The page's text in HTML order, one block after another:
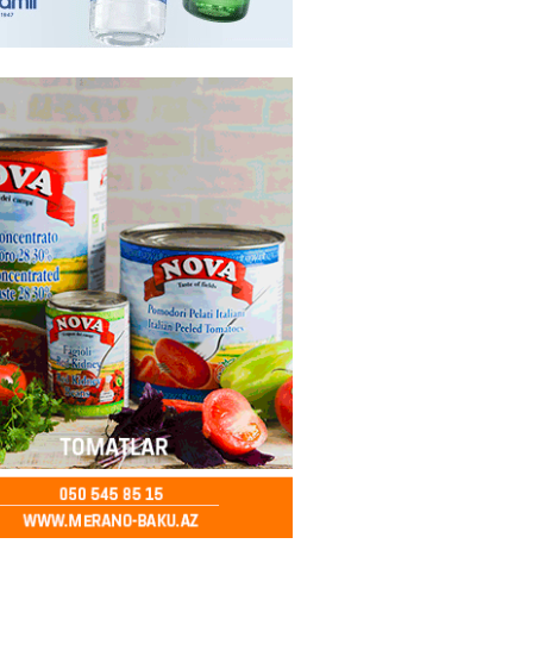
- 13:15 80
Media və Yayım Şurası
- 13:00 81
yüksək vəzifə
- 12:45 101
İssık-Kul gölündən gəzinti
paylaşıb
- 12:30